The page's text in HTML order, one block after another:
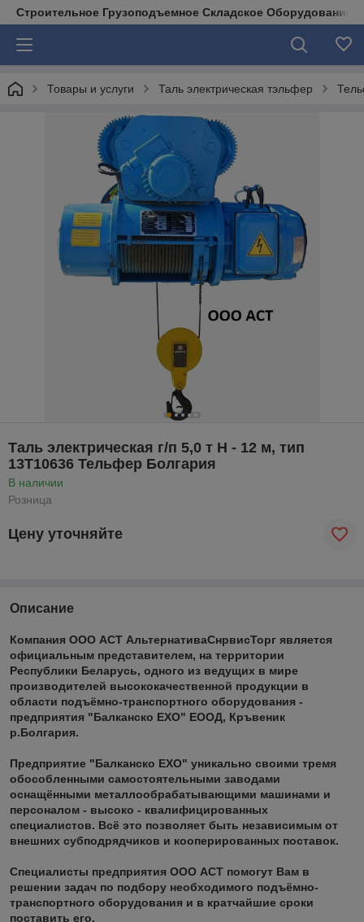
Строительное Грузоподъемное Складское Оборудование
Товары и услуги Таль электрическая тэльфер
Таль электрическая г/п 5,0 т Н - 12 м, тип
13Т10636 Тельфер Болгария
В наличии
Розница
Цену уточняйте
Описание
Компания ООО АСТ АльтернативаСнрвисТорг является
официальным представителем, на территории
Республики Беларусь, одного из ведущих в мире
производителей высококачественной продукции в
области подъёмно-транспортного оборудования -
предприятия "Балканско ЕХО" ЕООД, Кръвеник
р.Болгария.
Предприятие "Балканско ЕХО" уникально своими тремя
обособленными самостоятельными заводами
оснащёнными металлообрабатывающими машинами и
персоналом - высоко - квалифицированных
специалистов. Всё это позволяет быть независимым от
внешних субподрядчиков и кооперированных поставок.
Специалисты предприятия ООО АСТ помогут Вам в
решении задач по подбору необходимого подъёмно-
транспортного оборудования и в кратчайшие сроки
поставить его.